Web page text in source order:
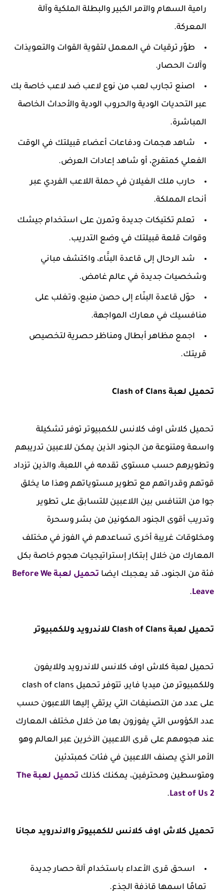
رامية السهام والآمر الكبير والبطلة الملكية وآلة
المعركة.
طوّر ترقيات في المعمل لتقوية القوات والتعويذات
وآلات الحصار.
اصنع تجارب لعب من نوع لاعب ضد لاعب خاصة بك
عبر التحديات الودية والحروب الودية والأحداث الخاصة
المباشرة.
شاهد هجمات ودفاعات أعضاء قبيلتك في الوقت
الفعلي كمتفرج، أو شاهد إعادات العرض.
حارب ملك الغيلان في حملة اللاعب الفردي عبر
أنحاء المملكة.
تعلم تكتيكات جديدة وتمرن على استخدام جيشك
وقوات قلعة قبيلتك في وضع التدريب.
شد الرحال إلى قاعدة البنَّاء، واكتشف مباني
وشخصيات جديدة في عالم غامض.
حوّل قاعدة البنّاء إلى حصن منيع، وتغلب على
منافسيك في معارك المواجهة.
اجمع مظاهر أبطال ومناظر حصرية لتخصيص
قريتك.
تحميل لعبة Clash of Clans
تحميل كلاش اوف كلانس للكمبيوتر توفر تشكيلة
واسعة ومتنوعة من الجنود الذين يمكن للاعبين تدريبهم
وتطويرهم حسب مستوى تقدمه في اللعبة، والذين تزداد
قوتهم وقدراتهم مع تطوير مستوياتهم وهذا ما يخلق
جوا من التنافس بين اللاعبين للتسابق على تطوير
وتدريب أقوى الجنود المكونين من بشر وسحرة
ومخلوقات غريبة أخرى تساعدهم في الفوز في مختلف
المعارك من خلال إبتكار إستراتيجيات هجوم خاصة بكل
فئة من الجنود، قد يعجبك ايضا
تحميل لعبة Before We
Leave
.
تحميل لعبة Clash of Clans للاندرويد وللكمبيوتر
تحميل لعبة كلاش اوف كلانس للاندرويد وللايفون
وللكمبيوتر من ميديا فاير، تتوفر تحميل clash of clans
على عدد من التصنيفات التي يرتقي إليها اللاعبون حسب
عدد الكؤوس التي يفوزون بها من خلال مختلف المعارك
عند هجومهم على قرى اللاعبين الآخرين عبر العالم وهو
الأمر الذي يصنف اللاعبين في فئات كمبتدئين
ومتوسطين ومحترفين، يمكنك كذلك
تحميل لعبة The
Last of Us 2
.
تحميل كلاش اوف كلانس للكمبيوتر والاندرويد مجانا
اسحق قرى الأعداء باستخدام آلة حصار جديدة
تمامًا اسمها قاذفة الجذع.